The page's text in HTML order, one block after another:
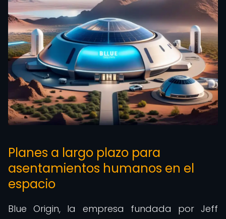
Planes a largo plazo para
asentamientos humanos en el
espacio
Blue Origin, la empresa fundada por Jeff